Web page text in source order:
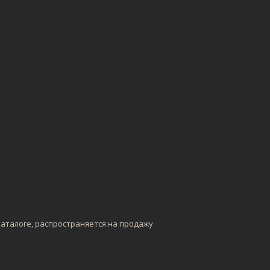
распространяется на продажу